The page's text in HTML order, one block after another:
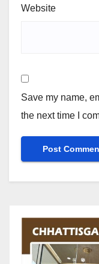
Website
Save my name,
the next time I